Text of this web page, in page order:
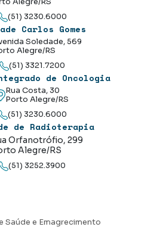
(51) 3230.6000
Carlos Gomes
Soledade, 569
Alegre/RS
(51) 3321.7200
de Oncologia
Rua Costa, 30
Porto Alegre/RS
(51) 3230.6000
de Radioterapia
Orfanotrófio, 299
Alegre/RS
(51) 3252.3900
Saúde e Emagrecimento